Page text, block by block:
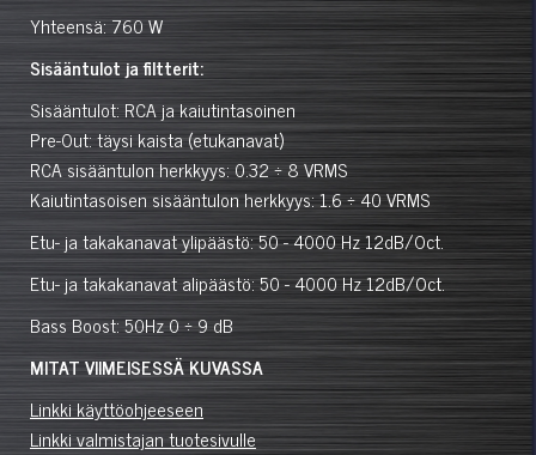
Yhteensä: 760 W
Sisääntulot ja filtterit:
Sisääntulot: RCA ja kaiutintasoinen
Pre-Out: täysi kaista (etukanavat)
RCA sisääntulon herkkyys: 0.32 ÷ 8 VRMS
Kaiutintasoisen sisääntulon herkkyys: 1.6 ÷ 40 VRMS
Etu- ja takakanavat ylipäästö: 50 - 4000 Hz 12dB/Oct.
Etu- ja takakanavat alipäästö: 50 - 4000 Hz 12dB/Oct.
Bass Boost: 50Hz 0 ÷ 9 dB
MITAT VIIMEISESSÄ KUVASSA
Linkki käyttöohjeeseen
Linkki valmistajan tuotesivulle